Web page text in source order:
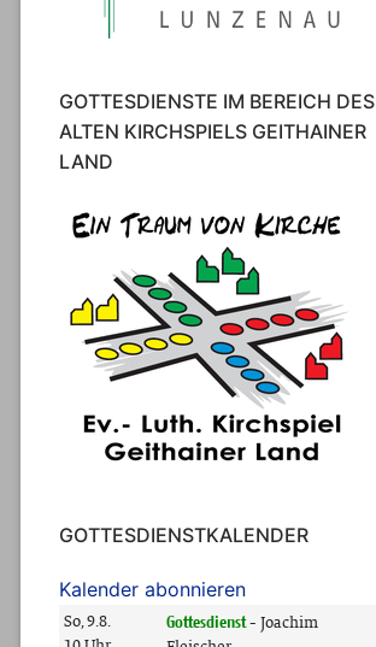
GOTTESDIENSTE IM BEREICH DES
ALTEN KIRCHSPIELS GEITHAINER
LAND
GOTTESDIENSTKALENDER
Kalender abonnieren